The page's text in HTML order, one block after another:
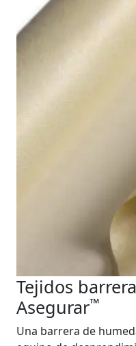
Tejidos
Asegurar™
Una barrera de